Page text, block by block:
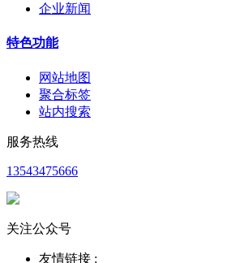
企业新闻
特色功能
网站地图
聚合标签
站内搜索
服务热线
13543475666
关注公众号
友情链接 :